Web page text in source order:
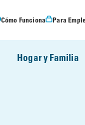
Cómo Funciona Para
Hogar y Familia